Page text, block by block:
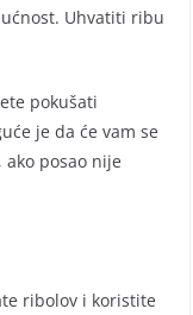
Uhvatiti ribu
pokušati
je da će vam se
posao nije
ribolov i koristite